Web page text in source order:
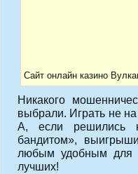
Сайт онлайн казино
Никакого
выбрали. Играть не
А, если решились
бандитом»,
любым удобным для
лучших!